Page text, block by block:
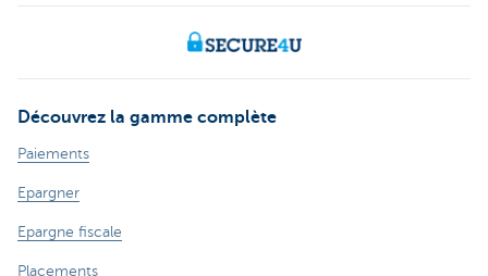
Découvrez la gamme complète
Paiements
Epargner
Epargne fiscale
Placements